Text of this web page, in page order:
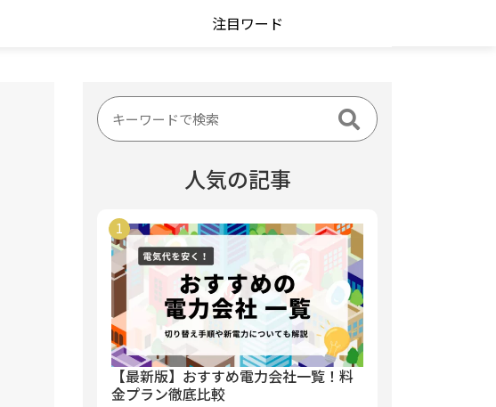
注目ワード
人気の記事
【最新版】おすすめ電力会社一覧！料
金プラン徹底比較